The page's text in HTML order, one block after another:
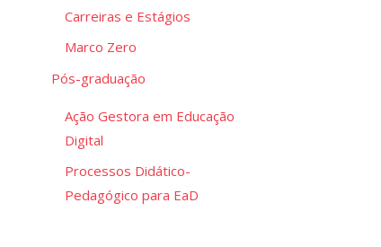
Carreiras e Estágios
Marco Zero
Pós-graduação
Ação Gestora em Educação
Digital
Processos Didático-
Pedagógico para EaD